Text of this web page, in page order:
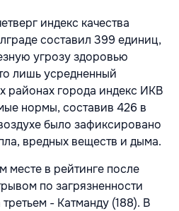
индекс качества
составил 399 единиц,
угрозу здоровью
лишь усредненный
районах города индекс ИКВ
нормы, составив 426 в
было зафиксировано
вредных веществ и дыма.
месте в рейтинге после
по загрязненности
- Катманду (188). В